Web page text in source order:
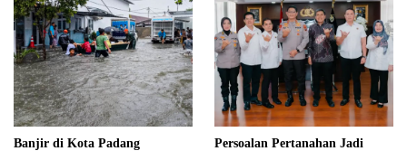
Banjir di Kota Padang
Persoalan Pertanahan Jadi